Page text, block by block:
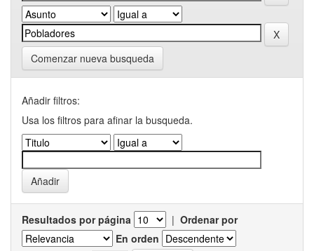
Comenzar nueva busqueda
Añadir filtros:
Usa los filtros para afinar la busqueda.
Resultados por página | Ordenar por
En orden